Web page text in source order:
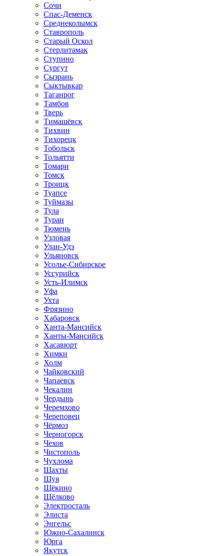
Сочи
Спас-Деменск
Среднеколымск
Ставрополь
Старый Оскол
Стерлитамак
Ступино
Сургут
Сызрань
Сыктывкар
Таганрог
Тамбов
Тверь
Тимашёвск
Тихвин
Тихорецк
Тобольск
Тольятти
Томари
Томск
Троицк
Туапсе
Туймазы
Тула
Туран
Тюмень
Узловая
Улан-Удэ
Ульяновск
Усолье-Сибирское
Уссурийск
Усть-Илимск
Уфа
Ухта
Фрязино
Хабаровск
Ханта-Мансийск
Ханты-Мансийск
Хасавюрт
Химки
Холм
Чайковский
Чапаевск
Чекалин
Чердынь
Черемхово
Череповец
Чёрмоз
Черногорск
Чехов
Чистополь
Чухлома
Шахты
Шуя
Щёкино
Щёлково
Электросталь
Элиста
Энгельс
Южно-Сахалинск
Юрга
Якутск